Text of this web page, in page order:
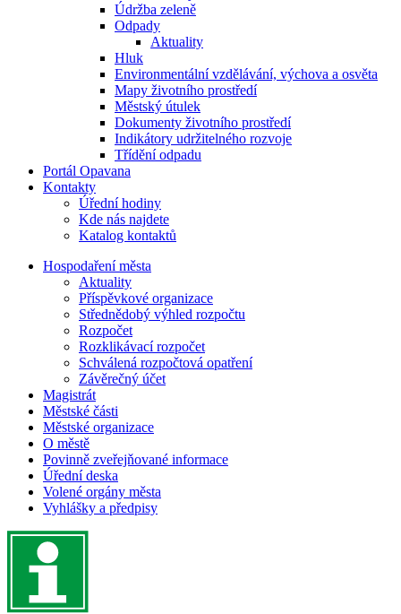
Údržba zeleně
Odpady
Aktuality
Hluk
Environmentální vzdělávání, výchova a osvěta
Mapy životního prostředí
Městský útulek
Dokumenty životního prostředí
Indikátory udržitelného rozvoje
Třídění odpadu
Portál Opavana
Kontakty
Úřední hodiny
Kde nás najdete
Katalog kontaktů
Hospodaření města
Aktuality
Příspěvkové organizace
Střednědobý výhled rozpočtu
Rozpočet
Rozklikávací rozpočet
Schválená rozpočtová opatření
Závěrečný účet
Magistrát
Městské části
Městské organizace
O městě
Povinně zveřejňované informace
Úřední deska
Volené orgány města
Vyhlášky a předpisy